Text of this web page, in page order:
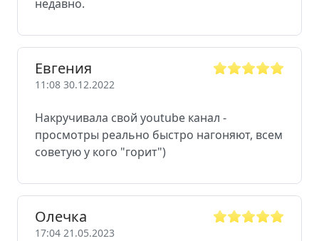
недавно.
Евгения
11:08 30.12.2022
Накручивала свой youtube канал -
просмотры реально быстро нагоняют, всем
советую у кого "горит")
Олечка
17:04 21.05.2023